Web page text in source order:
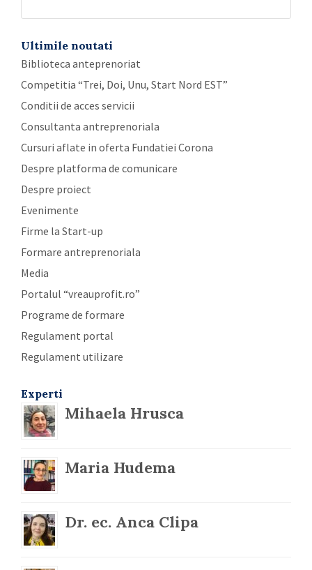
Ultimile noutati
Biblioteca anteprenoriat
Competitia “Trei, Doi, Unu, Start Nord EST”
Conditii de acces servicii
Consultanta antreprenoriala
Cursuri aflate in oferta Fundatiei Corona
Despre platforma de comunicare
Despre proiect
Evenimente
Firme la Start-up
Formare antreprenoriala
Media
Portalul “vreauprofit.ro”
Programe de formare
Regulament portal
Regulament utilizare
Experti
Mihaela Hrusca
Maria Hudema
Dr. ec. Anca Clipa